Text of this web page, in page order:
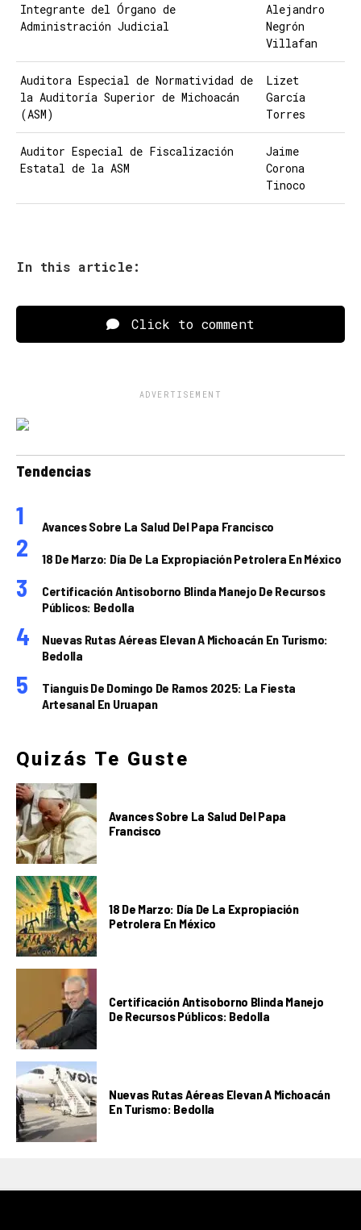
Integrante del Órgano de
Administración Judicial
Alejandro
Negrón
Villafan
Auditora Especial de Normatividad de
la Auditoría Superior de Michoacán
(ASM)
Lizet
García
Torres
Auditor Especial de Fiscalización
Estatal de la ASM
Jaime
Corona
Tinoco
In this article:
Click to comment
ADVERTISEMENT
Tendencias
Avances Sobre La Salud Del Papa Francisco
18 De Marzo: Día De La Expropiación Petrolera En México
Certificación Antisoborno Blinda Manejo De Recursos
Públicos: Bedolla
Nuevas Rutas Aéreas Elevan A Michoacán En Turismo:
Bedolla
Tianguis De Domingo De Ramos 2025: La Fiesta
Artesanal En Uruapan
Quizás Te Guste
Avances Sobre La Salud Del Papa
Francisco
18 De Marzo: Día De La Expropiación
Petrolera En México
Certificación Antisoborno Blinda Manejo
De Recursos Públicos: Bedolla
Nuevas Rutas Aéreas Elevan A Michoacán
En Turismo: Bedolla